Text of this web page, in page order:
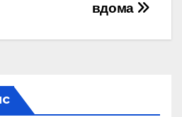
вдома